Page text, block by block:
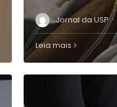
Jornal da USP ·
Leia mais